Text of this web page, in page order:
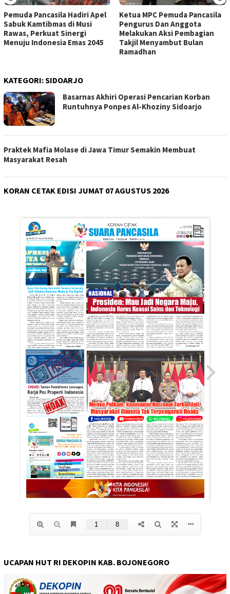
Ketua MPC Pemuda Pancasila
Pengurus Dan Anggota
Melakukan Aksi Pembagian
Takjil Menyambut Bulan
MPC Pemuda Pancasila Kab.
OKU Gelar Buka Puasa
Bersama, Pererat Silaturahmi
KATEGORI:SIDOARJO
Basarnas Akhiri Operasi Pencarian Korban
Runtuhnya Ponpes Al-Khoziny Sidoarjo
Praktek Mafia Molase di Jawa Timur Semakin Membuat
Masyarakat Resah
KORAN CETAK EDISI JUMAT 07 AGUSTUS 2026
UCAPAN HUT RI DEKOPIN KAB. BOJONEGORO